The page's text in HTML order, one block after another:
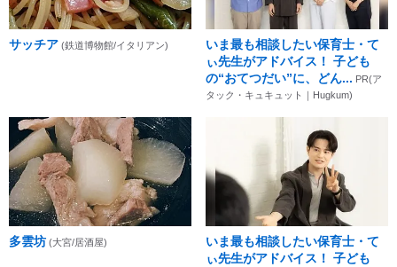
サッチア (鉄道博物館/イタリアン)
いま最も相談したい保育士・て
ぃ先生がアドバイス！ 子ども
の“おてつだい”に、どん... PR(ア
タック・キュキュット｜Hugkum)
多雲坊 (大宮/居酒屋)
いま最も相談したい保育士・て
ぃ先生がアドバイス！ 子ども